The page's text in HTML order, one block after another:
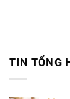
TIN TỔNG